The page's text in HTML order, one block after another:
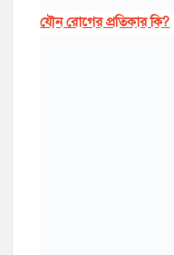
যৌন রোগের প্রতিকার কি?